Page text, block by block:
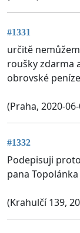
#1331
určitě
roušky zdarma
obrovské
(Praha, 2020-
#1332
Podepisuji
pana
(Krahulčí 139,